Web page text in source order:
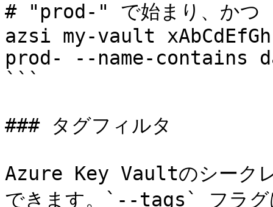
# "prod-" で始まり、かつ
azsi my-vault
prod- --name-contains
```
### タグフィルタ
Azure Key Vaultのシーク
できます。`--tags` フラグ